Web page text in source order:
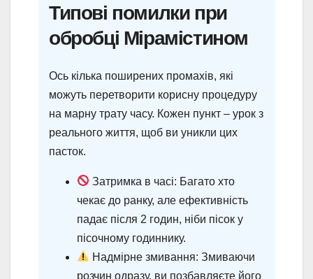
Типові помилки при
обробці Мірамістином
Ось кілька поширених промахів, які
можуть перетворити корисну процедуру
на марну трату часу. Кожен пункт – урок з
реального життя, щоб ви уникли цих
пасток.
Затримка в часі: Багато хто
чекає до ранку, але ефективність
падає після 2 годин, ніби пісок у
пісочному годиннику.
Надмірне змивання: Змиваючи
розчин одразу, ви позбавляєте його